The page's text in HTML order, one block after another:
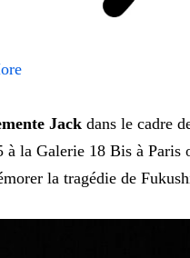
Jackdans le cadre
la Galerie 18 Bis à Paris
la tragédie de